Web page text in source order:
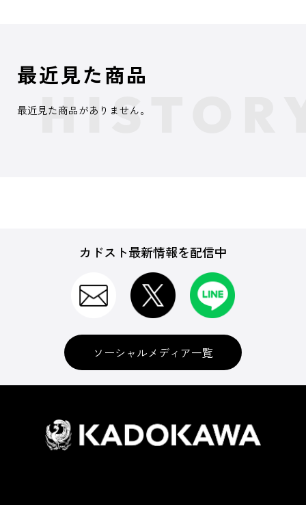
最近見た商品
最近見た商品がありません。
カドスト最新情報を配信中
ソーシャルメディア一覧